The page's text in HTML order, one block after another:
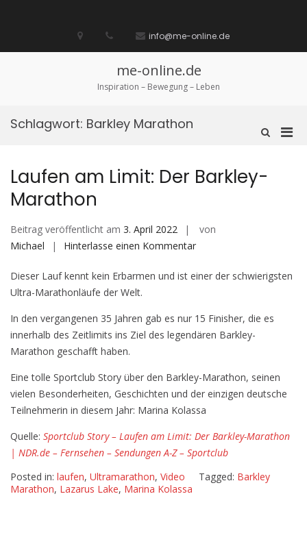
biete
/
Ich
suche
diese
Seite
info@me-online.de
me-online.de
Inspiration – Bewegung – Leben
Such-
Schlagwort: Barkley Marathon
Laufen am Limit: Der Barkley-
Marathon
Beitrag veröffentlicht am 3. April 2022
von
Michael
Hinterlasse einen Kommentarauf
am
Dieser Lauf kennt kein Erbarmen und ist einer der schwierigsten
Ultra-Marathonläufe der Welt.
In den vergangenen 35 Jahren gab es nur 15 Finisher, die es
innerhalb des Zeitlimits ins Ziel des legendären Barkley-
Marathon geschafft haben.
Eine tolle Sportclub Story über den Barkley-Marathon, seinen
vielen Besonderheiten, Geschichten und der einzigen deutsche
Teilnehmerin in diesem Jahr: Marina Kolassa
Quelle: Sportclub Story – Laufen am Limit: Der Barkley-Marathon
| NDR.de – Fernsehen – Sendungen A-Z – Sportclub
Posted in: laufen, Ultramarathon, Video Tagged: Barkley
Marathon, Lazarus Lake, Marina Kolassa